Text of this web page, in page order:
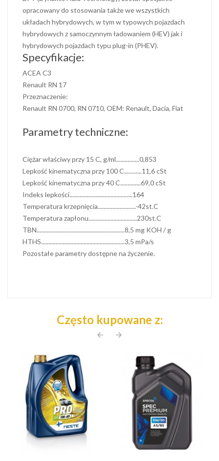
opracowany do stosowania także we wszystkich
układach hybrydowych, w tym w typowych pojazdach
hybrydowych z samoczynnym ładowaniem (HEV) jak i
hybrydowych pojazdach typu plug-in (PHEV).
Specyfikacje:
ACEA C3
Renault RN 17
Przeznaczenie:
Renault RN 0700, RN 0710, OEM: Renault, Dacia, Fiat
Parametry techniczne:
Ciężar właściwy przy 15 C, g/ml................0,853
Lepkość kinematyczna przy 100 C............11,6 cSt
Lepkość kinematyczna przy 40 C..............69,0 cSt
Indeks lepkości...........................................164
Temperatura krzepnięcia..........................-42st.C
Temperatura zapłonu.................................230st.C
TBN............................................................8,5 mg KOH / g
HTHS.........................................................3,5 mPa/s
Pozostałe parametry dostępne na życzenie.
Często kupowane z:
arrow_back arrow_forward